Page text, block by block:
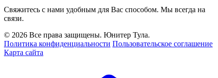
Свяжитесь с нами удобным для Вас способом. Мы всегда на
связи.
© 2026 Все права защищены. Юнитер Тула.
Политика конфиденциальности Пользовательское соглашение
Карта сайта